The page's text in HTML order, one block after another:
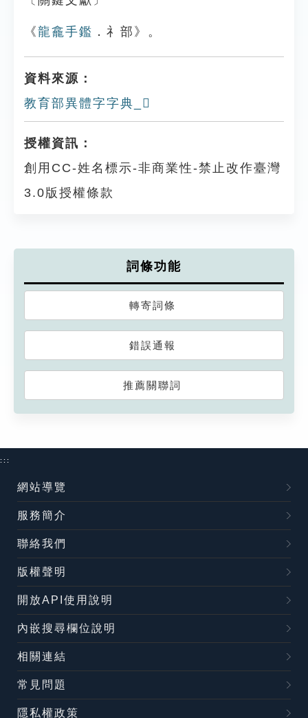
《龍龕手鑑 ．礻部》。
資料來源：
教育部異體字字典_𥙉
授權資訊：
創用CC-姓名標示-非商業性-禁止改作臺灣
3.0版授權條款
詞條功能
轉寄詞條
錯誤通報
推薦關聯詞
:::
網站導覽
服務簡介
聯絡我們
版權聲明
開放API使用說明
內嵌搜尋欄位說明
相關連結
常見問題
隱私權政策